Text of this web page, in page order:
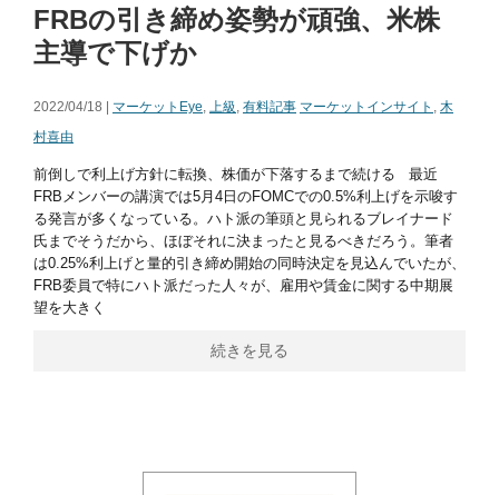
FRBの引き締め姿勢が頑強、米株
主導で下げか
2022/04/18 | マーケットEye, 上級, 有料記事 マーケットインサイト , 木
村喜由
前倒しで利上げ方針に転換、株価が下落するまで続ける 最近
FRBメンバーの講演では5月4日のFOMCでの0.5%利上げを示唆す
る発言が多くなっている。ハト派の筆頭と見られるブレイナード
氏までそうだから、ほぼそれに決まったと見るべきだろう。筆者
は0.25%利上げと量的引き締め開始の同時決定を見込んでいたが、
FRB委員で特にハト派だった人々が、雇用や賃金に関する中期展
望を大きく
続きを見る